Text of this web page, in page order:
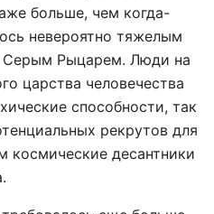
больше, чем когда-
невероятно тяжелым
Серым Рыцарем. Люди на
царства человечества
способности, так
рекрутов для
десантники